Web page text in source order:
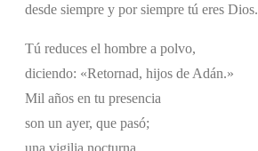
desde siempre y por siempre tú eres Dios.
Tú reduces el hombre a polvo,
diciendo: «Retornad, hijos de Adán.»
Mil años en tu presencia
son un ayer, que pasó;
una vigilia nocturna.